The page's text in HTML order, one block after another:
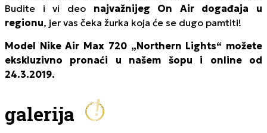
Budite i vi deo najvažnijeg On Air događaja u
regionu, jer vas čeka žurka koja će se dugo pamtiti!
Model Nike Air Max 720 „Northern Lights“ možete
ekskluzivno pronaći u našem šopu i online od
24.3.2019.
galerija